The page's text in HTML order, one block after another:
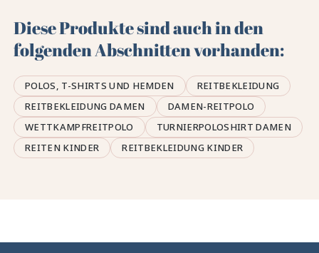
Diese Produkte sind auch in den
folgenden Abschnitten vorhanden:
POLOS, T-SHIRTS UND HEMDEN
REITBEKLEIDUNG
REITBEKLEIDUNG DAMEN
DAMEN-REITPOLO
WETTKAMPFREITPOLO
TURNIERPOLOSHIRT DAMEN
REITEN KINDER
REITBEKLEIDUNG KINDER